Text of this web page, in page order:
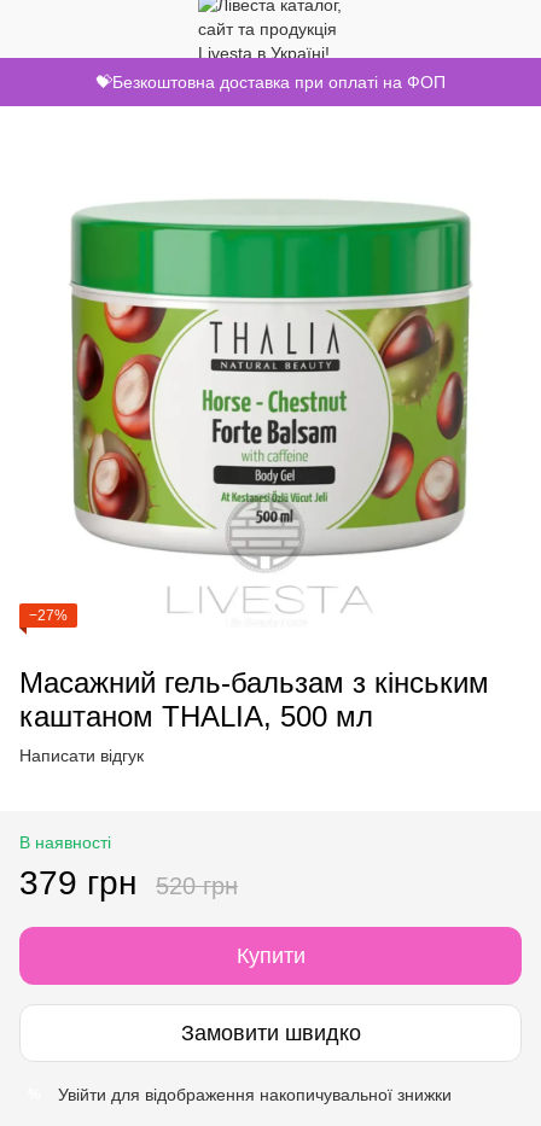
💝Безкоштовна доставка при оплаті на ФОП
−27%
Масажний гель-бальзам з кінським
каштаном THALIA, 500 мл
Написати відгук
В наявності
379 грн 520 грн
Купити
Замовити швидко
Увійти для відображення накопичувальної знижки